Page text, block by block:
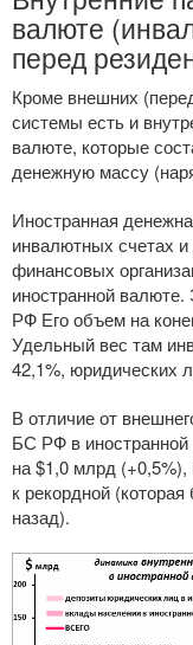
валюте
перед
Кроме внешних
системы есть и
валюте, которые
денежную массу
Иностранная
инвалютных счетах
финансовых
иностранной
РФ Его объем на
Удельный вес там
42,1%, юридических
В отличие от
БС РФ в
на $1,0 млрд
к рекордной
назад).